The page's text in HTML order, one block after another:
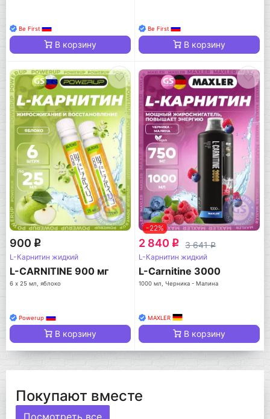
Be First
В корзину
Be First
В корзину
900 q
L-Карнитин жидкий
L-CARNITINE 900 мг
6 х 25 мл, яблоко
Powerup
В корзину
-22%
2 840 q 3 641q
L-Карнитин жидкий
L-Carnitine 3000
1000 мл, Черника - Малина
MAXLER
В корзину
Покупают вместе